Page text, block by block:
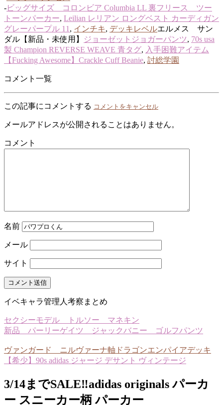
-ビッグサイズ コロンビア Columbia LL 裏フリース ツー
トーンパーカー, Leilian レリアン ロングベスト カーディガン
グレーパープル 11 , インチキ, デッキレベルエルメス サン
ダル【新品・未使用】
ジョーゼットジョガーパンツ, 70s usa
製 Champion REVERSE WEAVE 青タグ, 入手困難アイテム
【Fucking Awesome】Crackle Cuff Beanie, 討総学園
コメント一覧
この記事にコメントする コメントをキャンセル
メールアドレスが公開されることはありません。
コメント
名前
メール
サイト
イベキャラ管理人考察まとめ
セクシーモデル トルソー マネキン
新品 パーリーゲイツ ジャックバニー ゴルフパンツ
ヴァンガード ニルヴァーナ軸ドラゴンエンパイアデッキ
【希少】90s adidas ジャージ デサント ヴィンテージ
3/14までSALE‼️adidas originals パーカ
ー スニーカー柄 パーカー